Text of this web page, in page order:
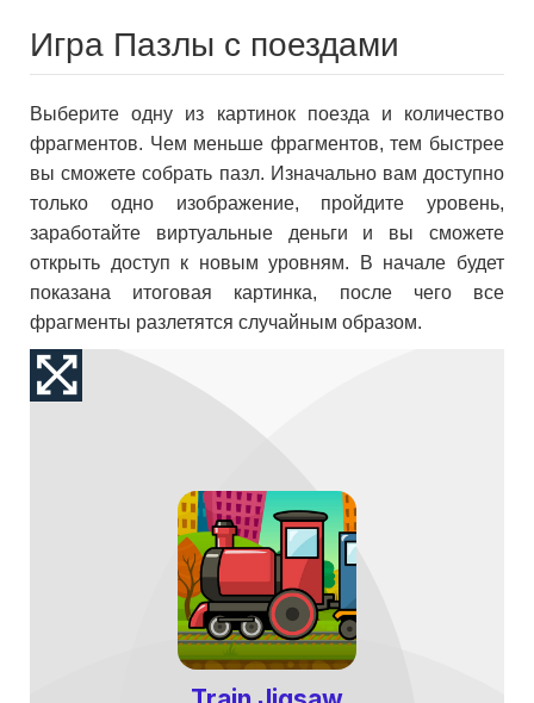
Игра Пазлы с поездами
Выберите одну из картинок поезда и количество
фрагментов. Чем меньше фрагментов, тем быстрее
вы сможете собрать пазл. Изначально вам доступно
только одно изображение, пройдите уровень,
заработайте виртуальные деньги и вы сможете
открыть доступ к новым уровням. В начале будет
показана итоговая картинка, после чего все
фрагменты разлетятся случайным образом.